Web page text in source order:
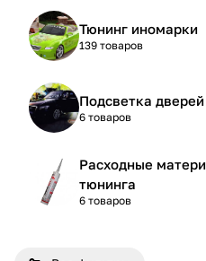
Тюнинг иномарки
139 товаров
Подсветка
6 товаров
Расходные
тюнинга
6 товаров